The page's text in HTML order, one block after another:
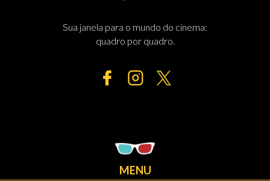
Sua janela para o mundo do cinema:
quadro por quadro.
MENU